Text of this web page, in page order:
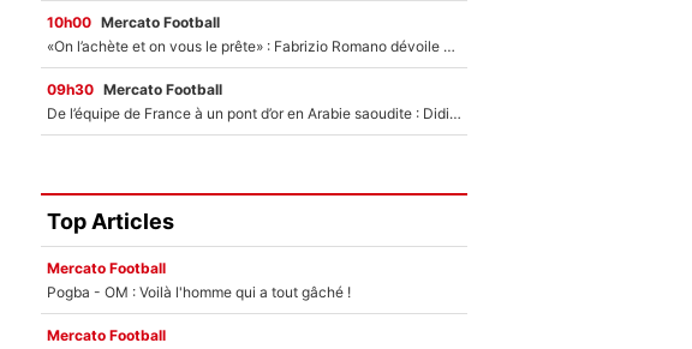
10h00 Mercato Football
«On l’achète et on vous le prête» : Fabrizio Romano dévoile déjà la stratégie du PSG avec le transfert de Zion Suzuki !
09h30 Mercato Football
De l’équipe de France à un pont d’or en Arabie saoudite : Didier Deschamps a donné sa réponse !
Top Articles
Mercato Football
Pogba - OM : Voilà l'homme qui a tout gâché !
Mercato Football